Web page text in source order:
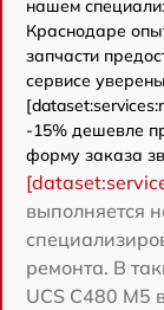
нашем
Краснодаре
запчасти
сервисе
-15% дешевле
форму заказа
выполняется
ремонта. В
UCS C480 M5